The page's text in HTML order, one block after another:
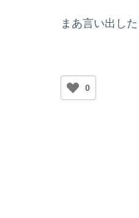
まあ言い出し
0